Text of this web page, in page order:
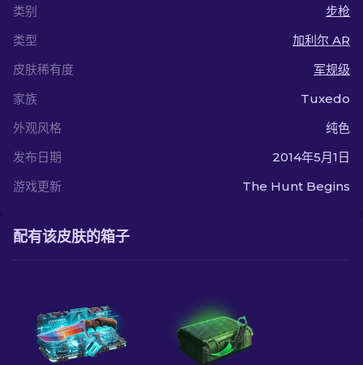
类别
步枪
类型
加利尔 AR
皮肤稀有度
军规级
家族
Tuxedo
外观风格
纯色
发布日期
2014年5月1日
游戏更新
The Hunt Begins
配有该皮肤的箱子